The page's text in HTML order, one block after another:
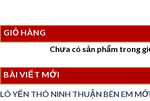
GIỎ HÀNG
Chưa có sản phẩm trong
BÀI VIẾT MỚI
LÔ YẾN THÔ NINH THUẬN BÊN EM